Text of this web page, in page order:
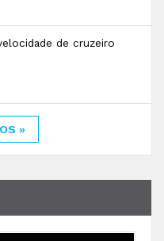
de cruzeiro
»